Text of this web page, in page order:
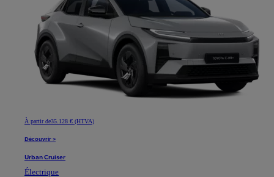
À partir de35.128 € (HTVA)
Découvrir >
Urban Cruiser
Électrique